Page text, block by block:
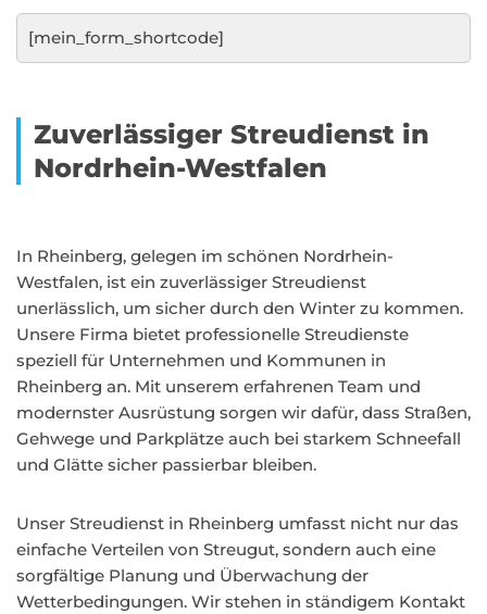
[mein_form_shortcode]
Zuverlässiger Streudienst in
Nordrhein-Westfalen
In Rheinberg, gelegen im schönen Nordrhein-
Westfalen, ist ein zuverlässiger Streudienst
unerlässlich, um sicher durch den Winter zu kommen.
Unsere Firma bietet professionelle Streudienste
speziell für Unternehmen und Kommunen in
Rheinberg an. Mit unserem erfahrenen Team und
modernster Ausrüstung sorgen wir dafür, dass Straßen,
Gehwege und Parkplätze auch bei starkem Schneefall
und Glätte sicher passierbar bleiben.
Unser Streudienst in Rheinberg umfasst nicht nur das
einfache Verteilen von Streugut, sondern auch eine
sorgfältige Planung und Überwachung der
Wetterbedingungen. Wir stehen in ständigem Kontakt